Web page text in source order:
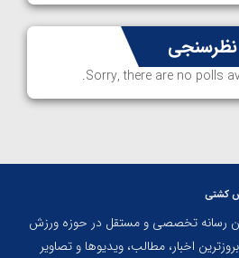
نظرسنجی
Sorry, there are no polls
کشتی
رسانه تخصصی و مستقل در حوزه ورزش
اخبار، مطالب، ویدیوها و تصاویر